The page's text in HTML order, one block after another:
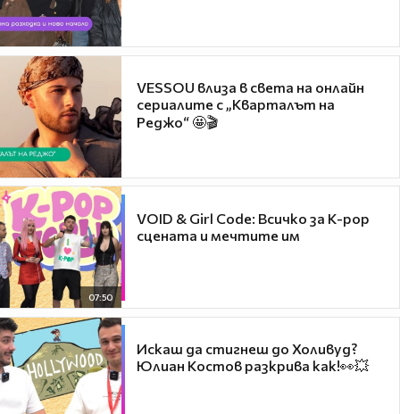
VESSOU влиза в света на онлайн
сериалите с „Кварталът на
Реджо“ 🤩🎬
07:50
VOID & Girl Code: Всичко за K-pop
сцената и мечтите им
Искаш да стигнеш до Холивуд?
Юлиан Костов разкрива как!👀💥